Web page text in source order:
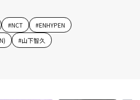
#NCT #ENHYPEN
#山下智久